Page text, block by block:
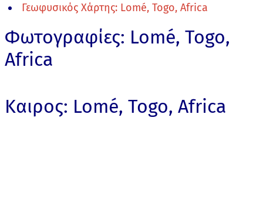
Γεωφυσικός Χάρτης: Lomé, Togo, Africa
Φωτογραφίες: Lomé, Togo,
Africa
Καιρος: Lomé, Togo, Africa